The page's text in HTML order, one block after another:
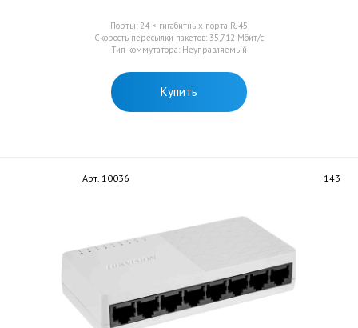
Порты: 24 × гигабитных порта RJ45
Скорость пересылки пакетов: 35,712 Мбит/с
Тип коммутатора: Неуправляемый
Купить
Арт. 10036 143